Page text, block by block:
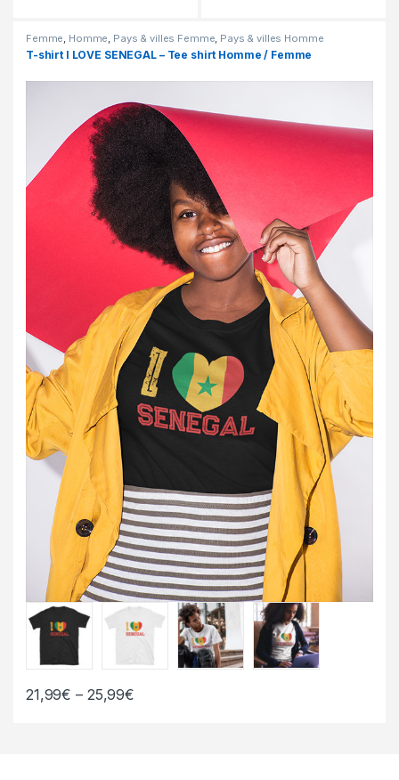
Femme, Homme, Pays & villes Femme, Pays & villes Homme
T-shirt I LOVE SENEGAL – Tee shirt Homme / Femme
21,99€ – 25,99€